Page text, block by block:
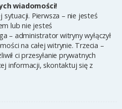
wiadomości!
Pierwsza – nie jesteś
lub nie jesteś
– administrator witryny wyłączył
na całej witrynie. Trzecia –
ci przesyłanie prywatnych
informacji, skontaktuj się z